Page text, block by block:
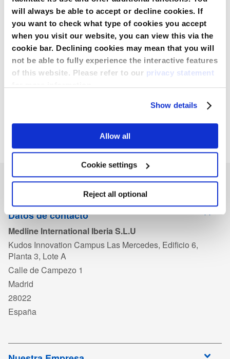
will always be able to accept or decline cookies. If
you want to check what type of cookies you accept
when you visit our website, you can view this via the
cookie bar. Declining cookies may mean that you will
not be able to fully experience the interactive features
of this website. Please refer to our privacy statement
Show details
Allow all
Cookie settings
Reject all optional
Schweiz (DE)
Suisse (FR)
Svizzera (IT)
United Kingdom
seguimos fortaleciendo nuestro papel como empresa
socialmente responsable.
Renovar este sello nos motiva a seguir construyendo un
entorno laboral diverso, accesible y acogedor para todos.
Datos de contacto
Medline International Iberia S.L.U
Kudos Innovation Campus Las Mercedes, Edificio 6,
Planta 3, Lote A
Calle de Campezo 1
Madrid
28022
España